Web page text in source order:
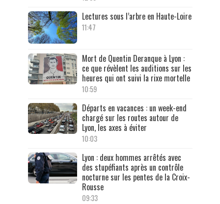
Lectures sous l’arbre en Haute-Loire
11:47
Mort de Quentin Deranque à Lyon :
ce que révèlent les auditions sur les
heures qui ont suivi la rixe mortelle
10:59
Départs en vacances : un week-end
chargé sur les routes autour de
Lyon, les axes à éviter
10:03
Lyon : deux hommes arrêtés avec
des stupéfiants après un contrôle
nocturne sur les pentes de la Croix-
Rousse
09:33